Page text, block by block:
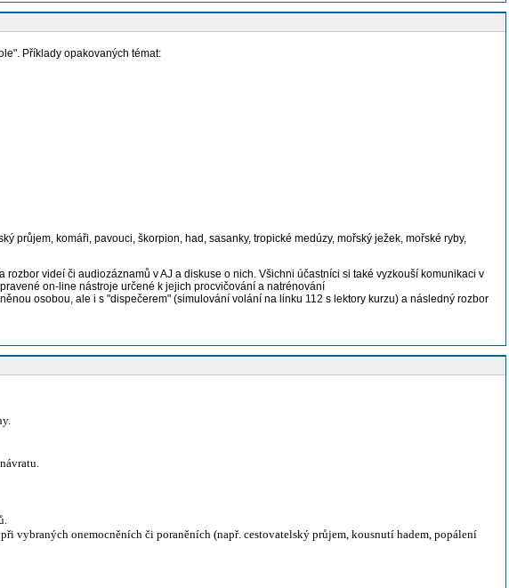
Příklady opakovaných témat:
komáři, pavouci, škorpion, had, sasanky, tropické medúzy, mořský ježek, mořské ryby,
videí či audiozáznamů v AJ a diskuse o nich. Všichni účastníci si také vyzkouší komunikaci v
on-line nástroje určené k jejich procvičování a natrénování
osobou, ale i s "dispečerem" (simulování volání na linku 112 s lektory kurzu) a následný rozbor
vybraných onemocněních či poraněních (např. cestovatelský průjem, kousnutí hadem, popálení